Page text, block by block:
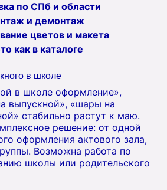
по СПб и области
и демонтаж
цветов и макета
как в каталоге
в школе
в школе оформление»,
выпускной», «шары на
стабильно растут к маю.
решение: от одной
оформления актового зала,
Возможна работа по
школы или родительского